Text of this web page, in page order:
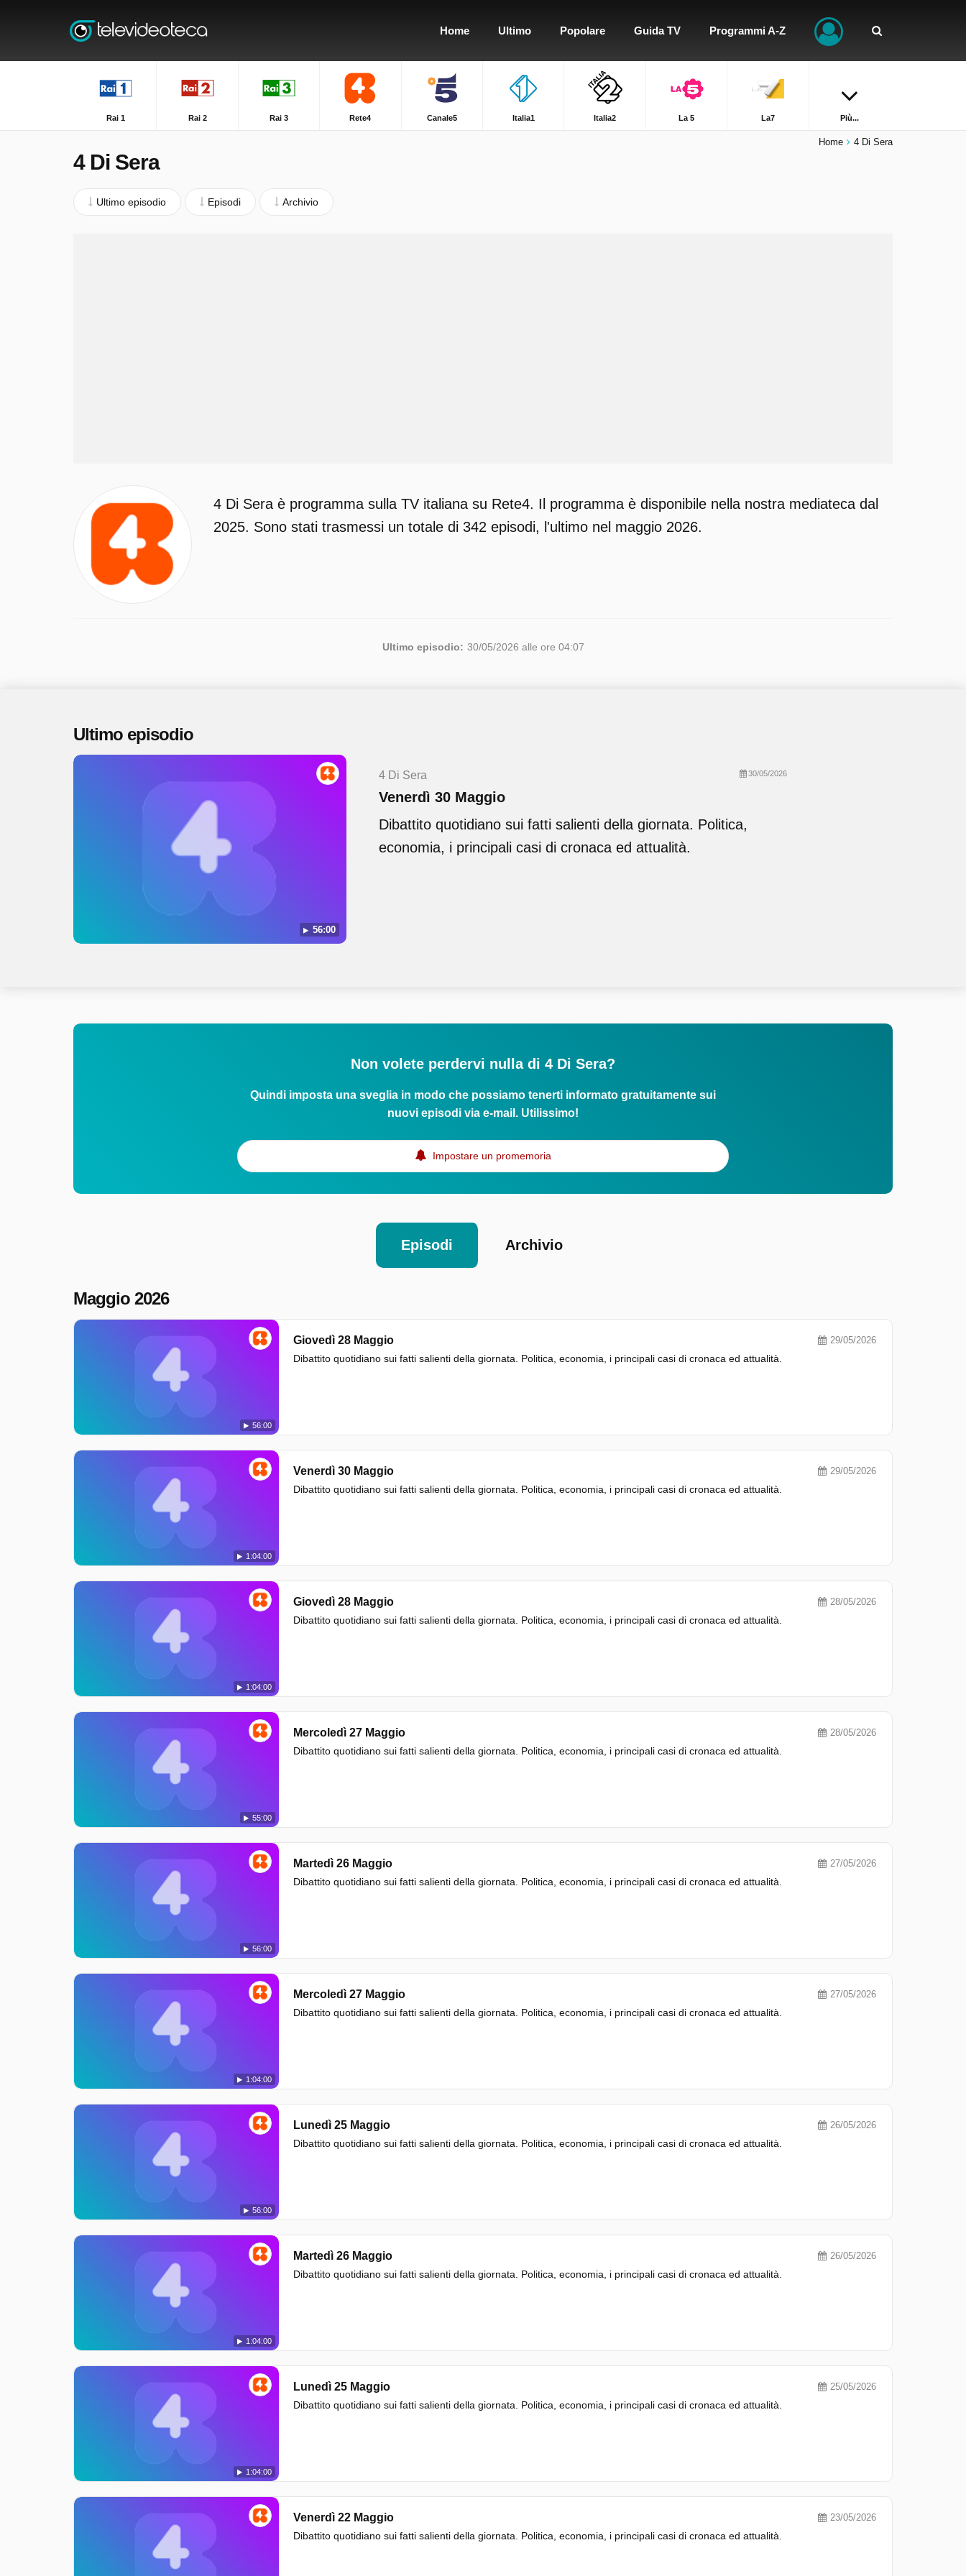
Home Ultimo Popolare Guida TV Programmi A-Z
Rai 1 Rai 2 Rai 3 Rete4 Canale5 Italia1 Italia2 La 5 La7 Più...
Home 4 Di Sera
4 Di Sera
Ultimo episodio Episodi Archivio
4 Di Sera è programma sulla TV italiana su Rete4. Il programma è disponibile nella nostra mediateca dal
2025. Sono stati trasmessi un totale di 342 episodi, l'ultimo nel maggio 2026.
Ultimo episodio: 30/05/2026 alle ore 04:07
Ultimo episodio
56:00
4 Di Sera 30/05/2026
Venerdì 30 Maggio
Dibattito quotidiano sui fatti salienti della giornata. Politica,
economia, i principali casi di cronaca ed attualità.
Non volete perdervi nulla di 4 Di Sera?
Quindi imposta una sveglia in modo che possiamo tenerti informato gratuitamente sui
nuovi episodi via e-mail. Utilissimo!
Impostare un promemoria
Episodi Archivio
Maggio 2026
56:00
Giovedì 28 Maggio 29/05/2026
Dibattito quotidiano sui fatti salienti della giornata. Politica, economia, i principali casi di cronaca ed attualità.
1:04:00
Venerdì 30 Maggio 29/05/2026
Dibattito quotidiano sui fatti salienti della giornata. Politica, economia, i principali casi di cronaca ed attualità.
1:04:00
Giovedì 28 Maggio 28/05/2026
Dibattito quotidiano sui fatti salienti della giornata. Politica, economia, i principali casi di cronaca ed attualità.
55:00
Mercoledì 27 Maggio 28/05/2026
Dibattito quotidiano sui fatti salienti della giornata. Politica, economia, i principali casi di cronaca ed attualità.
56:00
Martedì 26 Maggio 27/05/2026
Dibattito quotidiano sui fatti salienti della giornata. Politica, economia, i principali casi di cronaca ed attualità.
1:04:00
Mercoledì 27 Maggio 27/05/2026
Dibattito quotidiano sui fatti salienti della giornata. Politica, economia, i principali casi di cronaca ed attualità.
56:00
Lunedì 25 Maggio 26/05/2026
Dibattito quotidiano sui fatti salienti della giornata. Politica, economia, i principali casi di cronaca ed attualità.
1:04:00
Martedì 26 Maggio 26/05/2026
Dibattito quotidiano sui fatti salienti della giornata. Politica, economia, i principali casi di cronaca ed attualità.
1:04:00
Lunedì 25 Maggio 25/05/2026
Dibattito quotidiano sui fatti salienti della giornata. Politica, economia, i principali casi di cronaca ed attualità.
Venerdì 22 Maggio 23/05/2026
Dibattito quotidiano sui fatti salienti della giornata. Politica, economia, i principali casi di cronaca ed attualità.